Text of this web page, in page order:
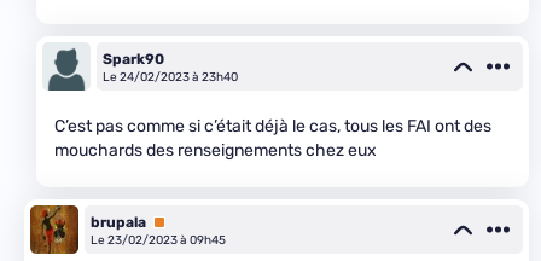
Spark90
Le 24/02/2023 à 23h40
C’est pas comme si c’était déjà le cas, tous les FAI ont des
mouchards des renseignements chez eux
brupala Premium
Le 23/02/2023 à 09h45